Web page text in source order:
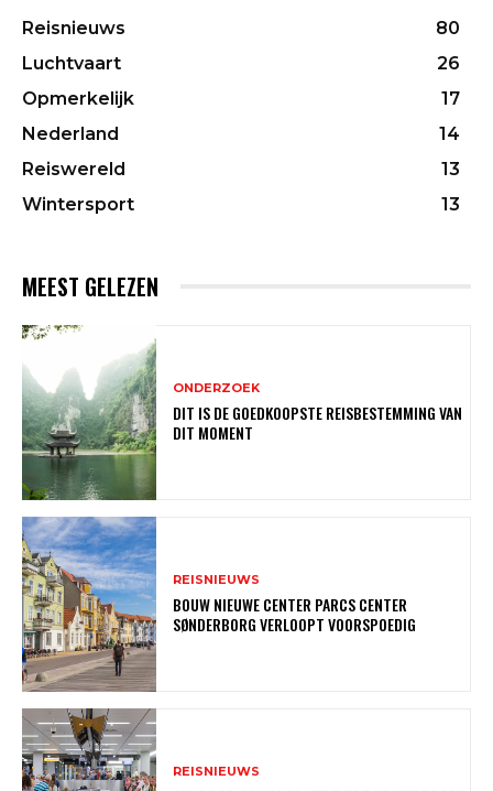
Reisnieuws
80
Luchtvaart
26
Opmerkelijk
17
Nederland
14
Reiswereld
13
Wintersport
13
MEEST GELEZEN
ONDERZOEK
DIT IS DE GOEDKOOPSTE REISBESTEMMING VAN
DIT MOMENT
REISNIEUWS
BOUW NIEUWE CENTER PARCS CENTER
SØNDERBORG VERLOOPT VOORSPOEDIG
REISNIEUWS